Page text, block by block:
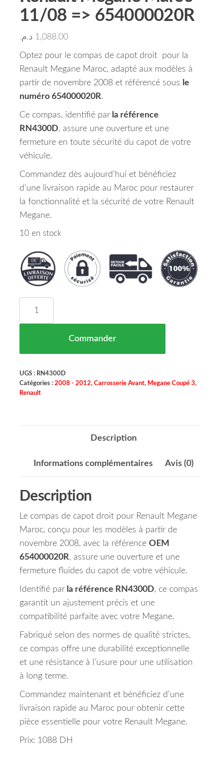
11/08 => 654000020R
1,088.00 د.م.
Optez pour le compas de capot droit pour la
Renault Megane Maroc, adapté aux modèles à
partir de novembre 2008 et référencé sous le
numéro 654000020R.
Ce compas, identifié par la référence
RN4300D, assure une ouverture et une
fermeture en toute sécurité du capot de votre
véhicule.
Commandez dès aujourd’hui et bénéficiez
d’une livraison rapide au Maroc pour restaurer
la fonctionnalité et la sécurité de votre Renault
Megane.
10 en stock
Commander
UGS : RN4300D
Catégories : 2008 - 2012, Carrosserie Avant, Megane Coupé 3,
Renault
Description
Informations complémentaires Avis (0)
Description
Le compas de capot droit pour Renault Megane
Maroc, conçu pour les modèles à partir de
novembre 2008, avec la référence OEM
654000020R, assure une ouverture et une
fermeture fluides du capot de votre véhicule.
Identifié par la référence RN4300D, ce compas
garantit un ajustement précis et une
compatibilité parfaite avec votre Megane.
Fabriqué selon des normes de qualité strictes,
ce compas offre une durabilité exceptionnelle
et une résistance à l’usure pour une utilisation
à long terme.
Commandez maintenant et bénéficiez d’une
livraison rapide au Maroc pour obtenir cette
pièce essentielle pour votre Renault Megane.
Prix: 1088 DH